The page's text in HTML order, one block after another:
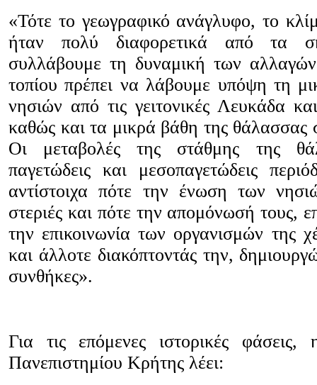
«Τότε το γεωγραφικό ανάγλυφο, το
ήταν πολύ διαφορετικά από τα
συλλάβουμε τη δυναμική των αλλαγών
τοπίου πρέπει να λάβουμε υπόψη τη
νησιών από τις γειτονικές Λευκάδα
καθώς και τα μικρά βάθη της θάλασσας
Οι μεταβολές της στάθμης της
παγετώδεις και μεσοπαγετώδεις
αντίστοιχα πότε την ένωση των
στεριές και πότε την απομόνωσή τους,
την επικοινωνία των οργανισμών της
και άλλοτε διακόπτοντάς την,
συνθήκες».
Για τις επόμενες ιστορικές
Πανεπιστημίου Κρήτης λέει: